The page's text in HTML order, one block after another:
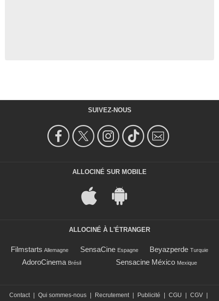
SUIVEZ-NOUS
ALLOCINÉ SUR MOBILE
ALLOCINÉ À L'ÉTRANGER
Filmstarts Allemagne SensaCine Espagne Beyazperde Turquie
AdoroCinema Brésil Sensacine México Mexique
Contact | Qui sommes-nous | Recrutement | Publicité | CGU | CGV |